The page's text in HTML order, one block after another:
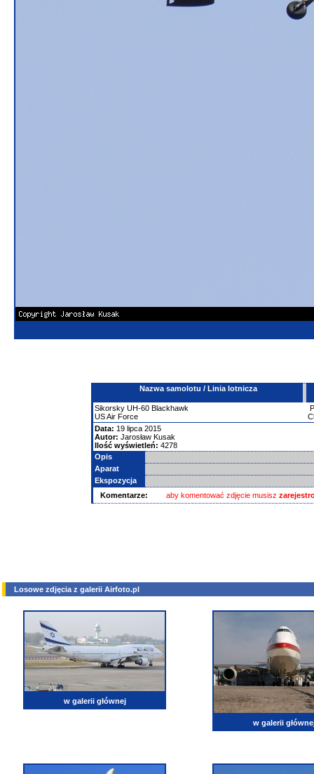
Nazwa samolotu / Linia lotnicza
Sikorsky UH-60 Blackhawk
US Air Force
Data: 19 lipca 2015
Autor: Jarosław Kusak
Ilość wyświetleń: 4278
Opis
Aparat
Ekspozycja
Komentarze:
aby komentować zdjęcie musisz
Losowe zdjęcia z galerii Airfoto.pl
w galerii głównej
w galerii